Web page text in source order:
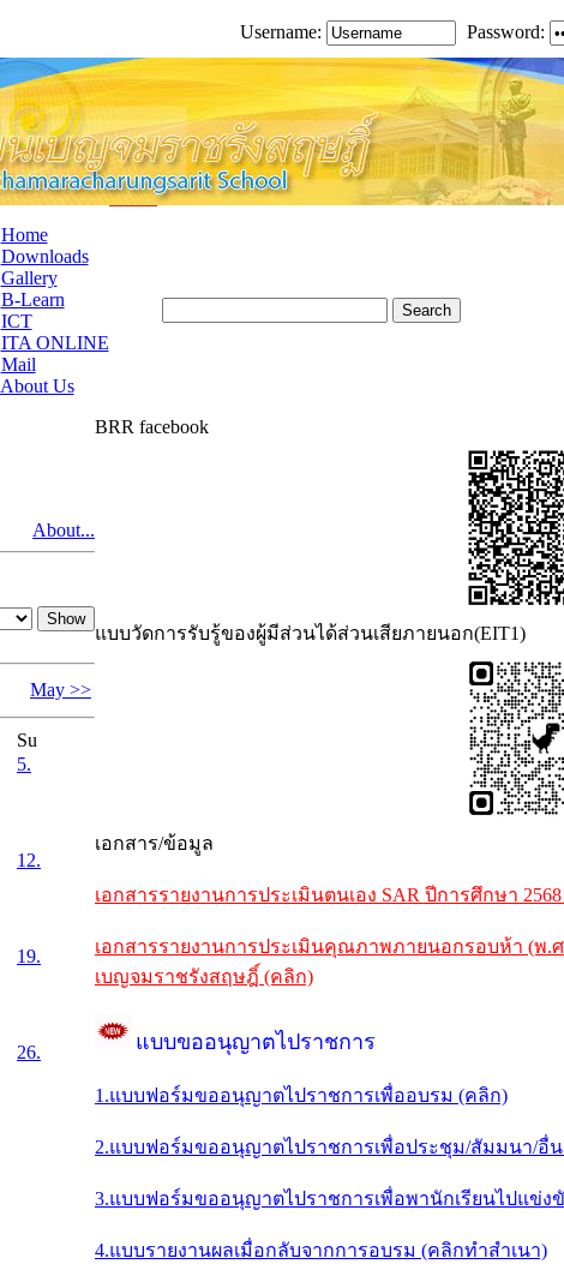
Username: Password:
Home
Downloads
Gallery
B-Learn
ICT
ITA ONLINE
Mail
About Us
About...
May >>
Su
5.
12.
19.
26.
BRR facebook
แบบวัดการรับรู้ของผู้มีส่วนได้ส่วนเสียภายนอก(EIT1)
เอกสาร/ข้อมูล
เอกสารรายงานการประเมินตนเอง SAR ปีการศึกษา
เอกสารรายงานการประเมินคุณภาพภายนอกรอบห้า (พ.
เบญจมราชรังสฤษฎิ์ (คลิก)
แบบขออนุญาตไปราชการ
1.แบบฟอร์มขออนุญาตไปราชการเพื่ออบรม (คลิก)
2.แบบฟอร์มขออนุญาตไปราชการเพื่อประชุม/สัมมนา/อื่
3.แบบฟอร์มขออนุญาตไปราชการเพื่อพานักเรียนไปแข่ง
4.แบบรายงานผลเมื่อกลับจากการอบรม (คลิกทำสำเนา)